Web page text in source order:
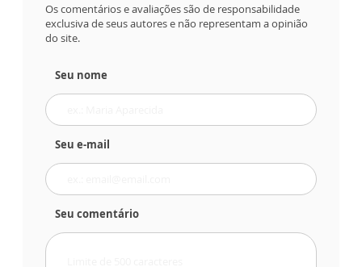
Os comentários e avaliações são de responsabilidade
exclusiva de seus autores e não representam a opinião
do site.
Seu nome
Seu e-mail
Seu comentário